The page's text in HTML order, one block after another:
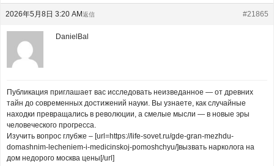
2026年5月8日 3:20 AM #21865
返信
DanielBal
Публикация приглашает вас исследовать неизведанное — от древних
тайн до современных достижений науки. Вы узнаете, как случайные
находки превращались в революции, а смелые мысли — в новые эры
человеческого прогресса.
Изучить вопрос глубже – [url=https://life-sovet.ru/gde-gran-mezhdu-
domashnim-lecheniem-i-medicinskoj-pomoshchyu/]вызвать нарколога на
дом недорого москва цены[/url]